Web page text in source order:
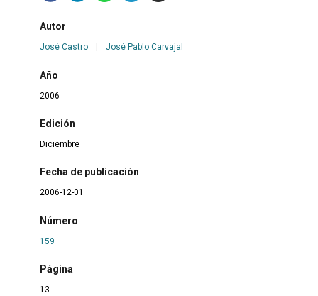
Autor
José Castro José Pablo Carvajal
Año
2006
Edición
Diciembre
Fecha de publicación
2006-12-01
Número
159
Página
13